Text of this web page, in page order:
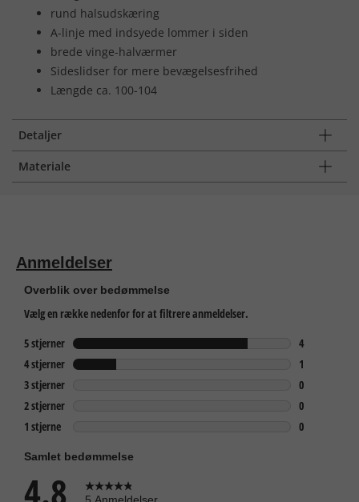
rund halsudskæring
A-linje med indsyede lommer i siden
brede vinge-halværmer
Sideslidser for mere bevægelsesfrihed
Længde ca. 100-104
Detaljer
Materiale